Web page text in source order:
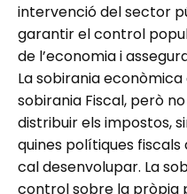
intervenció del sector
garantir el control
de l’economia i
La sobirania econòmica
sobirania Fiscal, però
distribuir els impostos,
quines polítiques
cal desenvolupar. La
control sobre la pròpia